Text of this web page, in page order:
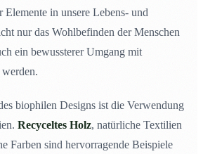
in unsere Lebens- und
nur das Wohlbefinden der Menschen
ein bewussterer Umgang mit
biophilen Designs ist die Verwendung
Recyceltes Holz, natürliche Textilien
Farben sind hervorragende Beispiele